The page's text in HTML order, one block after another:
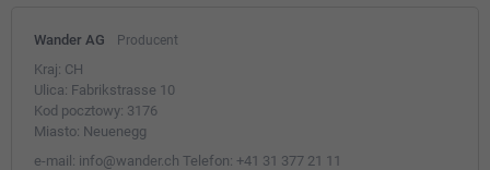
Wander AG Producent
Kraj: CH
Ulica: Fabrikstrasse 10
Kod pocztowy: 3176
Miasto: Neuenegg
e-mail: info@wander.ch Telefon: +41 31 377 21 11